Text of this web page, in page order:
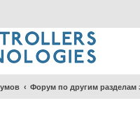
Форум по другим разделам